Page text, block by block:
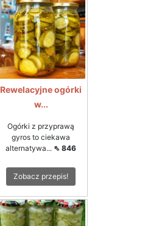
Rewelacyjne ogórki
w...
Ogórki z przyprawą
gyros to ciekawa
alternatywa... ⇖ 846
Zobacz przepis!